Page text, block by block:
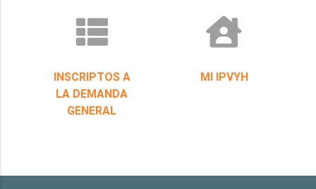
INSCRIPTOS A
LA DEMANDA
GENERAL
MI IPVYH